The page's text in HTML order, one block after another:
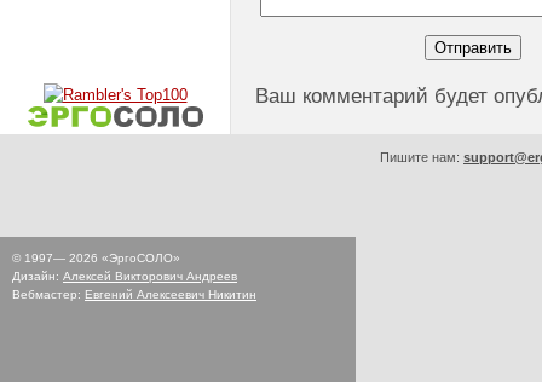
Ваш комментарий будет
© 1997— 2026 «ЭргоСОЛО»
Дизайн: Алексей Викторович Андреев
Вебмастер: Евгений Алексеевич Никитин
Пишите нам: